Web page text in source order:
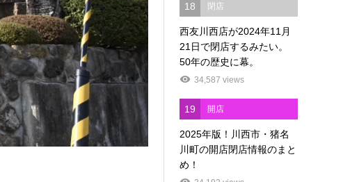
18 閉店
西友川西店が2024年11月
21日で閉店するみたい。
50年の歴史に幕。
34,587 views
19 開店
2025年版！川西市・猪名
川町の開店閉店情報のまと
め！